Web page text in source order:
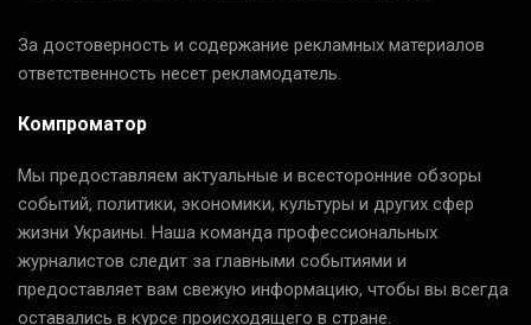
За достоверность и содержание рекламных материалов
ответственность несет рекламодатель.
Компроматор
Мы предоставляем актуальные и всесторонние обзоры
событий, политики, экономики, культуры и других сфер
жизни Украины. Наша команда профессиональных
журналистов следит за главными событиями и
предоставляет вам свежую информацию, чтобы вы всегда
оставались в курсе происходящего в стране.